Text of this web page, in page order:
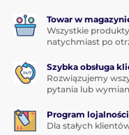
Towar w
Wszystkie
natychmiast po
Szybka obsługa
Rozwiązujemy
pytania lub
Program
Dla stałych